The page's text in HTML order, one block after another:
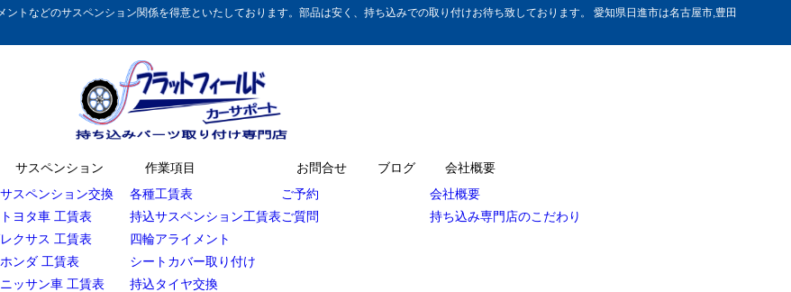
トなどのサスペンション関係を得意といたしております。部品は安く、持ち込みでの取り付けお待ち致しております。 愛知県日進市は名古屋市,豊田
サスペンション
サスペンション交換
トヨタ車 工賃表
レクサス 工賃表
ホンダ 工賃表
ニッサン車 工賃表
作業項目
各種工賃表
持込サスペンション工賃表
四輪アライメント
シートカバー取り付け
持込タイヤ交換
お問合せ
ご予約
ご質問
ブログ
会社概要
会社概要
持ち込み専門店のこだわり